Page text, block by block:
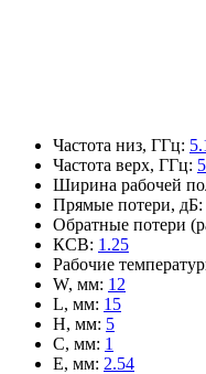
Частота низ, ГГц:
Частота верх, ГГц:
Ширина рабочей
Прямые потери, дБ:
Обратные потери
КСВ: 1.25
Рабочие
W, мм: 12
L, мм: 15
H, мм: 5
C, мм: 1
E, мм: 2.54